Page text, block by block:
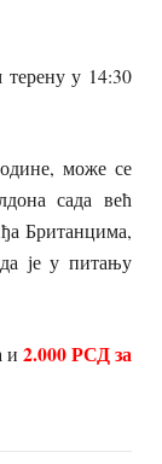
у 14:30
може се
сада већ
Британцима,
је у питању
и 2.000 РСД за